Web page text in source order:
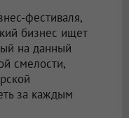
фестиваля,
бизнес ищет
на данный
смелости,
за каждым